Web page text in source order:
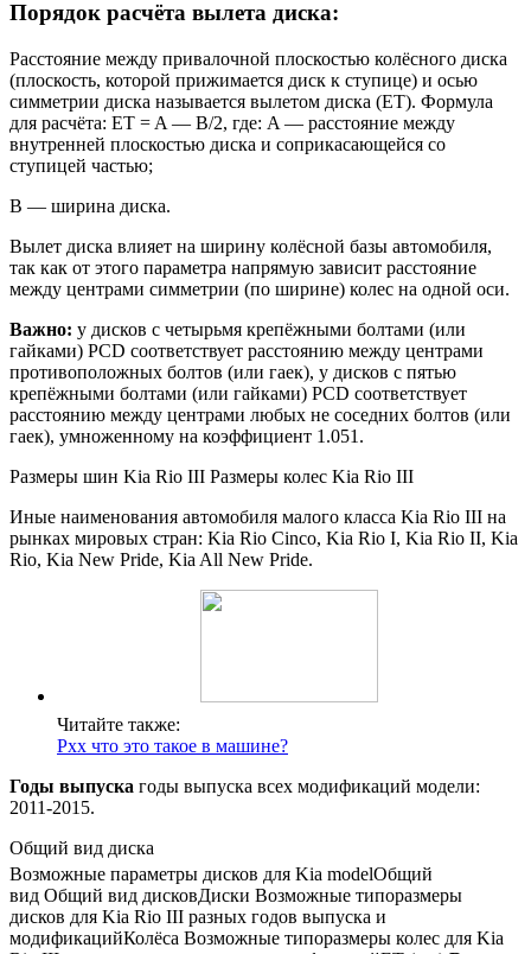
Порядок расчёта вылета диска:
Расстояние между привалочной плоскостью колёсного диска
(плоскость, которой прижимается диск к ступице) и осью
симметрии диска называется вылетом диска (ET). Формула
для расчёта: ET = A — B/2, где: A — расстояние между
внутренней плоскостью диска и соприкасающейся со
ступицей частью;
B — ширина диска.
Вылет диска влияет на ширину колёсной базы автомобиля,
так как от этого параметра напрямую зависит расстояние
между центрами симметрии (по ширине) колес на одной оси.
Важно: у дисков с четырьмя крепёжными болтами (или
гайками) PCD соответствует расстоянию между центрами
противоположных болтов (или гаек), у дисков с пятью
крепёжными болтами (или гайками) PCD соответствует
расстоянию между центрами любых не соседних болтов (или
гаек), умноженному на коэффициент 1.051.
Размеры шин Kia Rio III Размеры колес Kia Rio III
Иные наименования автомобиля малого класса Kia Rio III на
рынках мировых стран: Kia Rio Cinco, Kia Rio I, Kia Rio II, Kia
Rio, Kia New Pride, Kia All New Pride.
Читайте также:
Рхх что это такое в машине?
Годы выпуска годы выпуска всех модификаций модели:
2011-2015.
Общий вид диска
Возможные параметры дисков для Kia modelОбщий
вид Общий вид дисковДиски Возможные типоразмеры
дисков для Kia Rio III разных годов выпуска и
модификацийКолёса Возможные типоразмеры колес для Kia